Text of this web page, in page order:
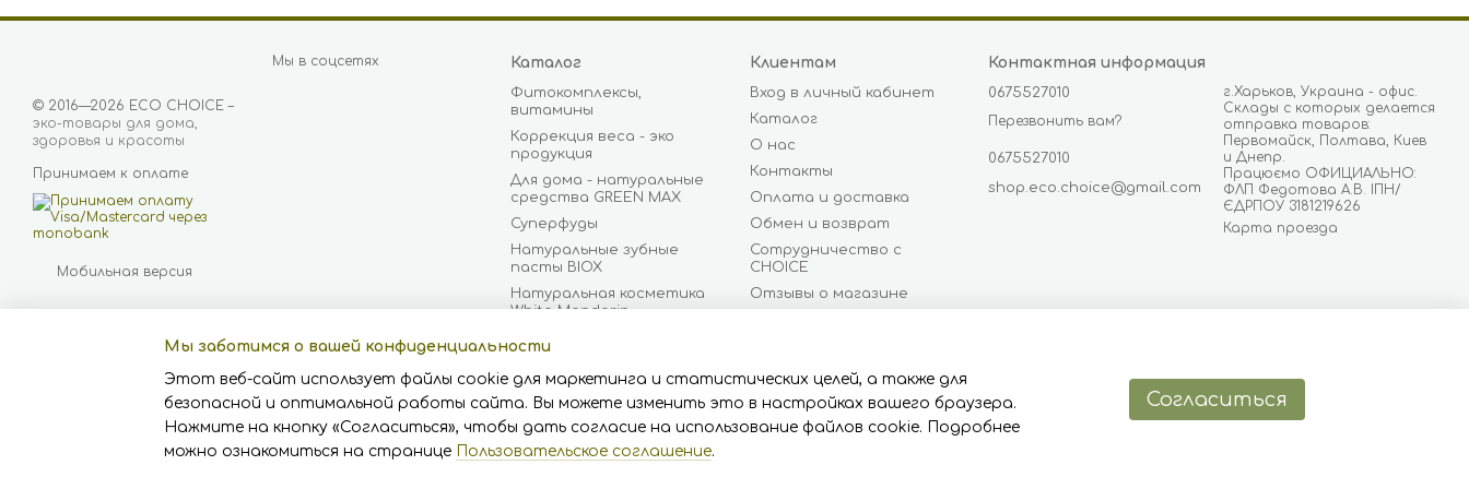
© 2016—2026 ECO CHOICE –
эко-товары для дома,
здоровья и красоты
Принимаем к оплате
Мобильная версия
Online store built with
Мы в соцсетях Каталог
Фитокомплексы,
витамины
Коррекция веса - эко
продукция
Для дома - натуральные
средства GREEN MAX
Суперфуды
Натуральные зубные
пасты BIOX
Натуральная косметика
White Mandarin
CHOICE
Бренды
Клиентам
Вход в личный кабинет
Каталог
О нас
Контакты
Оплата и доставка
Обмен и возврат
Сотрудничество с
CHOICE
Отзывы о магазине
Пользовательское
соглашение
Контактная информация
0675527010
Перезвонить вам?
0675527010
shop.eco.choice@gmail.com
г.Харьков, Украина - офис.
Склады с которых делается
отправка товаров:
Первомайск, Полтава, Киев
и Днепр.
Працюємо ОФИЦИАЛЬНО:
ФЛП Федотова А.В. ІПН/
ЄДРПОУ 3181219626
Карта проезда
Мы заботимся о вашей конфиденциальности
Этот веб-сайт использует файлы cookie для маркетинга и статистических целей, а также для
безопасной и оптимальной работы сайта. Вы можете изменить это в настройках вашего браузера.
Нажмите на кнопку «Согласиться», чтобы дать согласие на использование файлов cookie. Подробнее
можно ознакомиться на странице Пользовательское соглашение.
Согласиться